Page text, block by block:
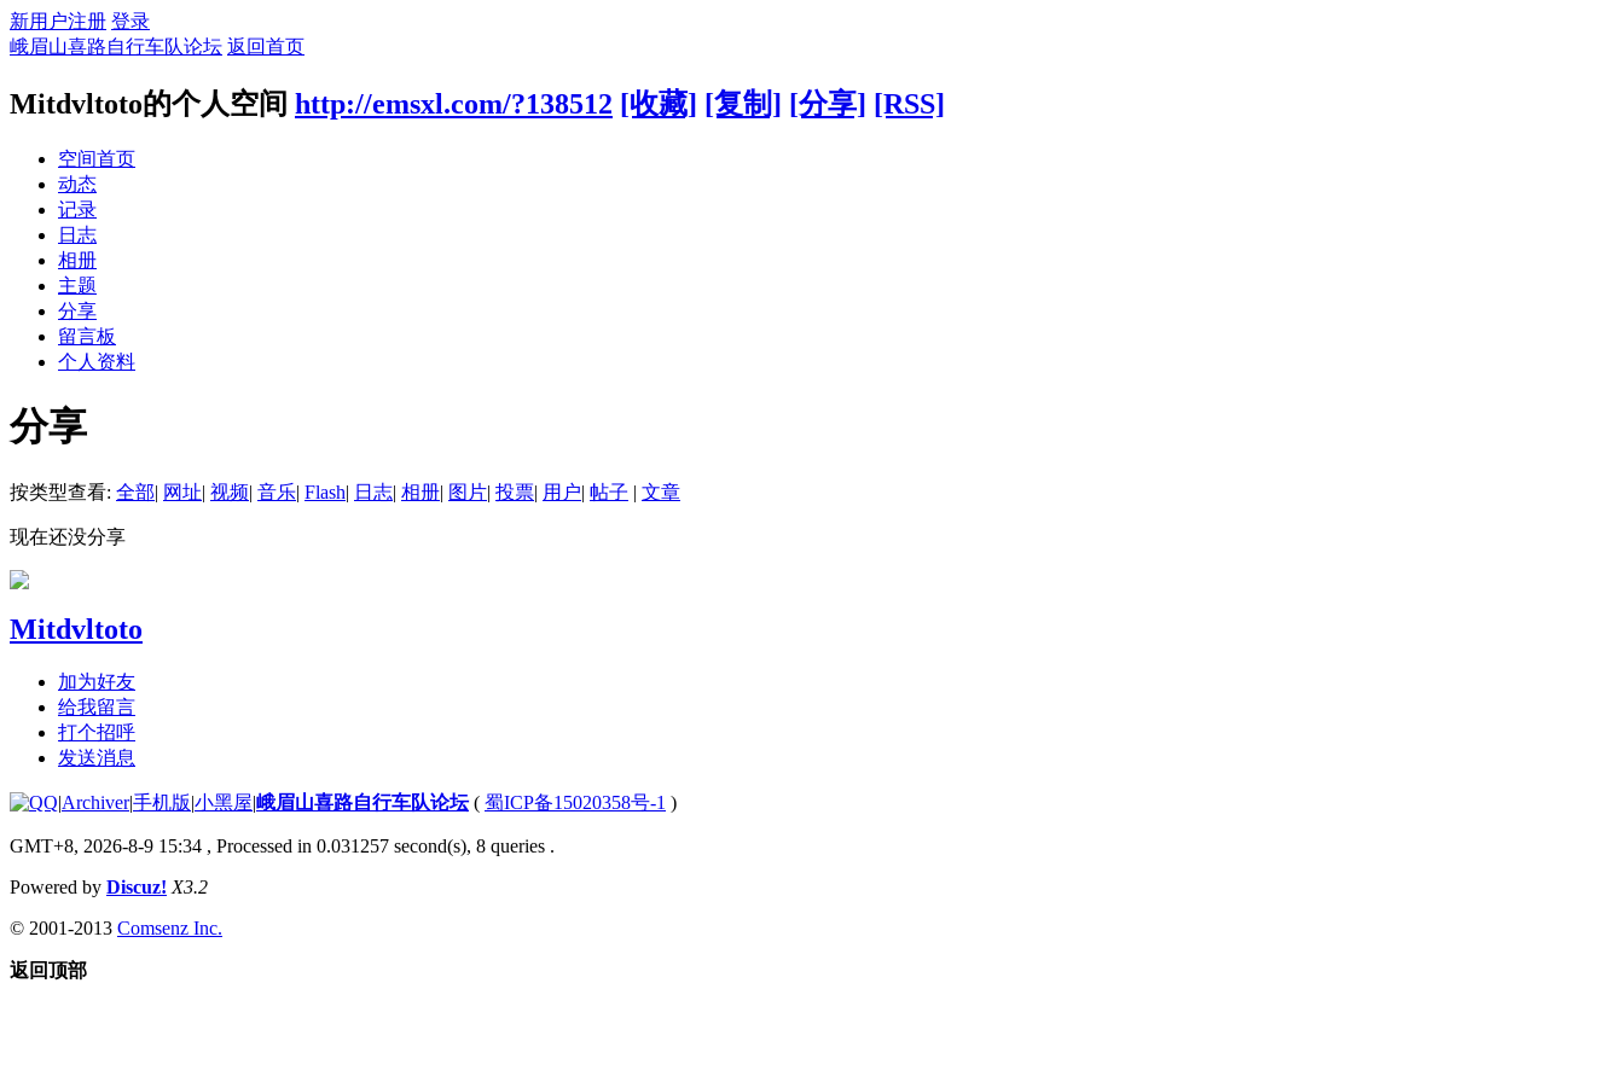
新用户注册 登录
峨眉山喜路自行车队论坛 返回首页
Mitdvltoto的个人空间 http://emsxl.com/?138512 [收藏] [复制] [分享] [RSS]
空间首页
动态
记录
日志
相册
主题
分享
留言板
个人资料
分享
按类型查看: 全部| 网址| 视频| 音乐| Flash| 日志| 相册| 图片| 投票| 用户| 帖子 | 文章
现在还没分享
Mitdvltoto
加为好友
给我留言
打个招呼
发送消息
|Archiver|手机版|小黑屋|峨眉山喜路自行车队论坛( 蜀ICP备15020358号-1 )
GMT+8, 2026-8-9 15:34 , Processed in 0.031257 second(s), 8 queries .
Powered by Discuz! X3.2
© 2001-2013 Comsenz Inc.
返回顶部